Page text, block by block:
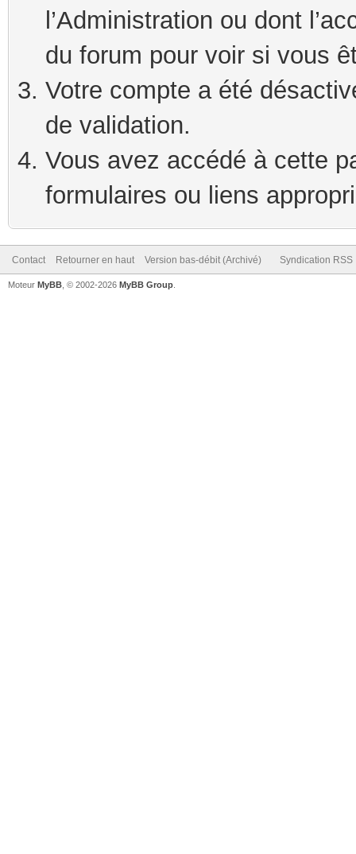
l’Administration ou dont
du forum pour voir si vous
Votre compte a été
de validation.
Vous avez accédé à cette
formulaires ou liens
Contact Retourner en haut Version bas-débit (Archivé) Syndication RSS
Moteur MyBB , © 2002-2026 MyBB Group